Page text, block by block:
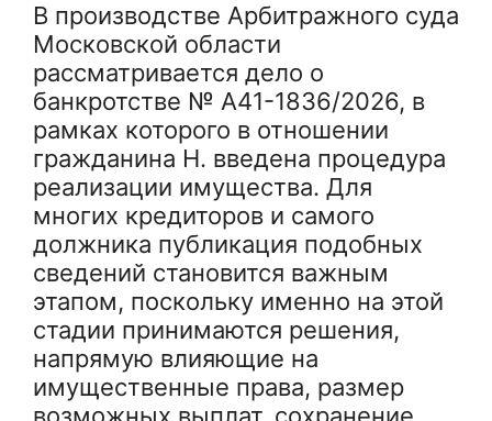
В производстве Арбитражного суда
Московской области
рассматривается дело о
банкротстве № А41-1836/2026, в
рамках которого в отношении
гражданина Н. введена процедура
реализации имущества. Для
многих кредиторов и самого
должника публикация подобных
сведений становится важным
этапом, поскольку именно на этой
стадии принимаются решения,
напрямую влияющие на
имущественные права, размер